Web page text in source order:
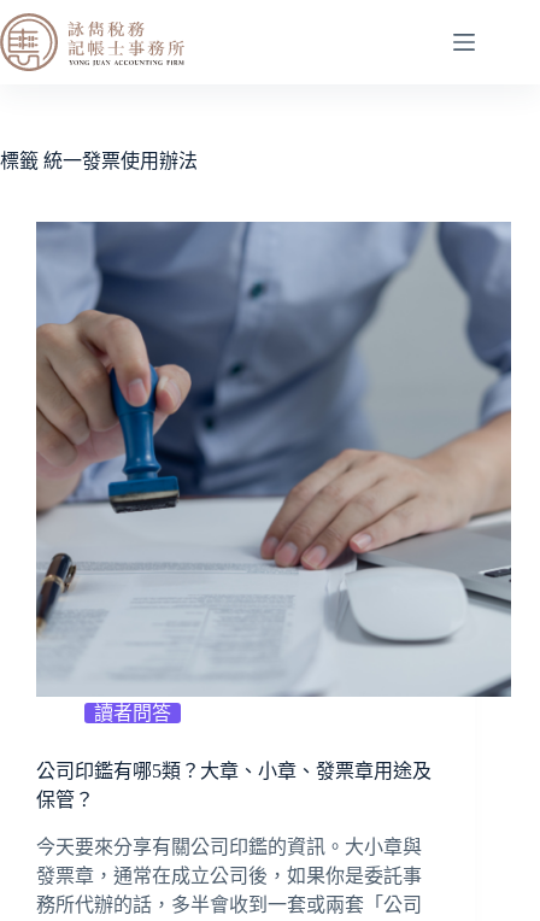
標籤 統一發票使用辦法
讀者問答
公司印鑑有哪5類？大章、小章、發票章用途及
保管？
今天要來分享有關公司印鑑的資訊。大小章與
發票章，通常在成立公司後，如果你是委託事
務所代辦的話，多半會收到一套或兩套「公司